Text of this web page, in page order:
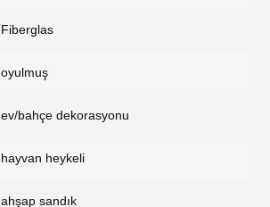
Fiberglas
oyulmuş
ev/bahçe dekorasyonu
hayvan heykeli
ahşap sandık